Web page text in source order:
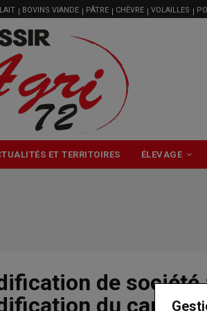
LAIT BOVINS VIANDE PÂTRE CHÈVRE VOLAILLES
ET TERRITOIRES ÉLEVAGE
de société
du capital